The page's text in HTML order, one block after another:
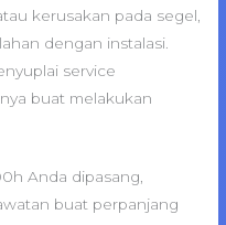
kerusakan pada segel,
dengan instalasi.
service
buat melakukan
Anda dipasang,
buat perpanjang